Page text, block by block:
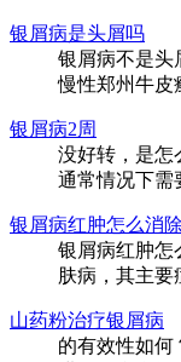
银屑病是头屑吗
银屑病不是头
慢性郑州牛皮
银屑病2周
没好转，是怎
通常情况下需
银屑病红肿怎么消除
银屑病红肿怎
肤病，其主要
山药粉治疗银屑病
的有效性如何